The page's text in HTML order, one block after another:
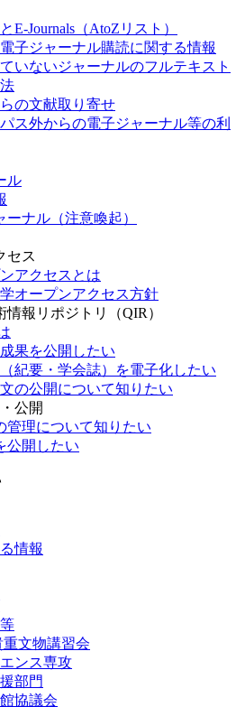
E-Journals（AtoZリスト）
子ジャーナル購読に関する情報
いないジャーナルのフルテキスト
の文献取り寄せ
ス外からの電子ジャーナル等の利
ル
ナル（注意喚起）
セス
アクセスとは
オープンアクセス方針
情報リポジトリ（QIR）
果を公開したい
紀要・学会誌）を電子化したい
の公開について知りたい
公開
管理について知りたい
公開したい
情報
文物講習会
ンス専攻
部門
協議会